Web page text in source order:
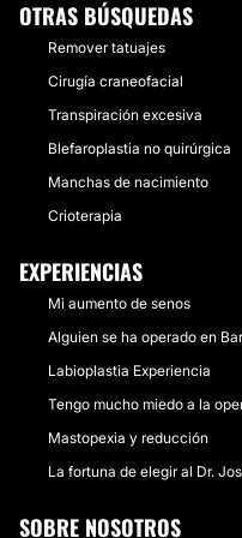
Desde:20 €hasta250 €
CONTACTAR
REJUVENECIMIENTO
Los mejores resultados
máxima calidad no
mejor garantía. Los
l'esthéticiènne,
comparativaPieles
elásticas.
Desde:20 € hasta250 €
CONTACTAR
OTRAS BÚSQUEDAS
Remover tatuajes
Cirugía craneofacial
Transpiración excesiva
Blefaroplastia no quirúrgica
Manchas de nacimiento
Crioterapia
EXPERIENCIAS
Mi aumento de senos
Alguien se ha operado en
Labioplastia Experiencia
Tengo mucho miedo a la
Mastopexia y reducción
La fortuna de elegir al Dr.
SOBRE NOSOTROS